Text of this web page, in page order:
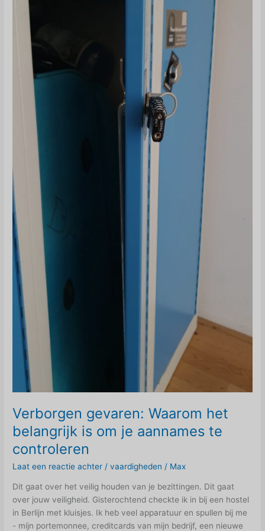
Verborgen gevaren: Waarom het
belangrijk is om je aannames te
controleren
Laat een reactie achter /vaardigheden / Max
Dit gaat over het veilig houden van je bezittingen. Dit gaat
over jouw veiligheid. Gisterochtend checkte ik in bij een hostel
in Berlijn met kluisjes. Ik heb veel apparatuur en spullen bij me
- mijn portemonnee, creditcards van mijn bedrijf, een nieuwe